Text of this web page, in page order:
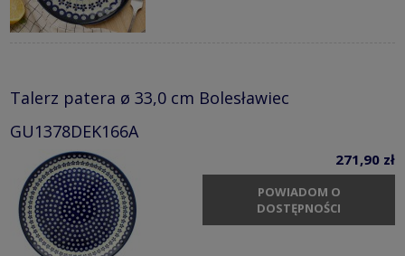
Talerz patera ø 33,0 cm Bolesławiec
GU1378DEK166A
271,90 zł
POWIADOM O
DOSTĘPNOŚCI